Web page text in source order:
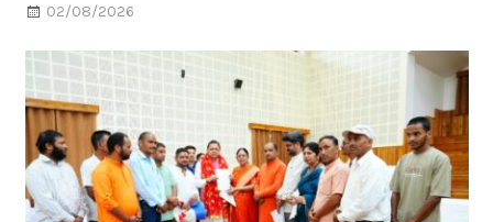
02/08/2026